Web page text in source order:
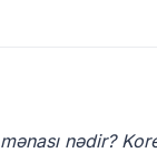
nədir?